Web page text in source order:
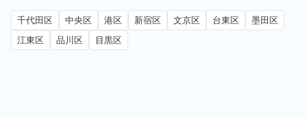
千代田区 中央区 港区 新宿区 文京区 台東区
墨田区
江東区
品川区 目黒区